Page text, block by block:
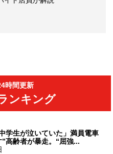
時間更新
ンキング
学生が泣いていた」満員電車
高齢者が暴走。“屈強...